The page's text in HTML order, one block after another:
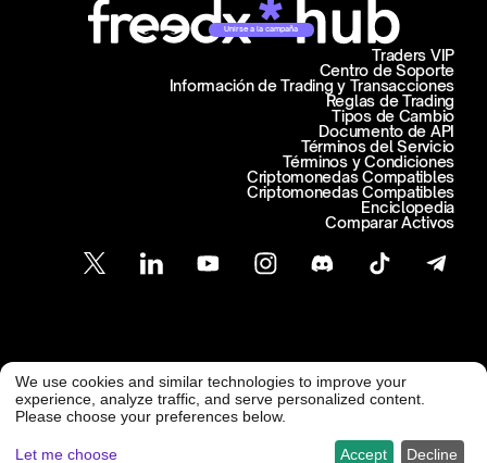
Unirse a la campaña
Centro de Soporte
Información de Trading y Transacciones
Traders VIP
Reglas de Trading
Tipos de Cambio
Documento de API
Términos del Servicio
Términos y Condiciones
Criptomonedas Compatibles
Criptomonedas Compatibles
Enciclopedia
Comparar Activos
Atención al Cliente
support@freedx.com @ Freedx 2026
We use cookies and similar technologies to improve your
experience, analyze traffic, and serve personalized content.
Please choose your preferences below.
Let me choose Decline
Accept